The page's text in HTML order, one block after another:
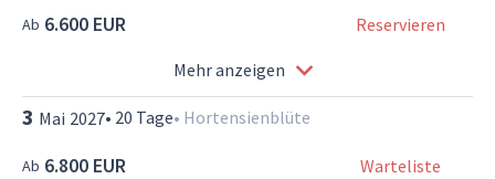
Ab 6.600 EUR Reservieren
Mehr anzeigen
3 Mai 2027• 20 Tage• Hortensienblüte
Ab 6.800 EUR Warteliste